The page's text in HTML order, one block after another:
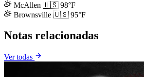
McAllen 🇺🇸 98°F
Brownsville 🇺🇸 95°F
Notas relacionadas
Ver todas